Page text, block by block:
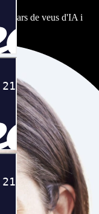
de veus d'IA i